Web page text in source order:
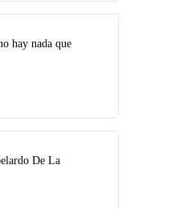
hay nada que
De La